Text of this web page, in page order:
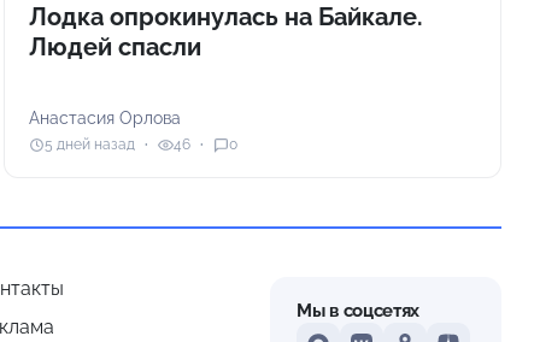
Лодка опрокинулась на Байкале.
Людей спасли
Анастасия Орлова
5 дней назад 46 0
Мы в соцсетях